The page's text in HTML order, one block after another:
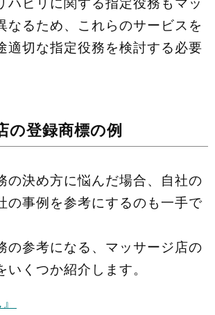
なるため、これらのサービスを
適切な指定役務を検討する必要
の登録商標の例
の決め方に悩んだ場合、自社の
の事例を参考にするのも一手で
の参考になる、マッサージ店の
くつか紹介します。